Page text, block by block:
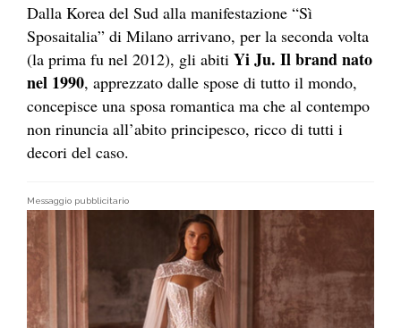
Dalla Korea del Sud alla manifestazione “Sì
Sposaitalia” di Milano arrivano, per la seconda volta
(la prima fu nel 2012), gli abiti Yi Ju. Il brand nato
nel 1990, apprezzato dalle spose di tutto il mondo,
concepisce una sposa romantica ma che al contempo
non rinuncia all’abito principesco, ricco di tutti i
decori del caso.
Messaggio pubblicitario